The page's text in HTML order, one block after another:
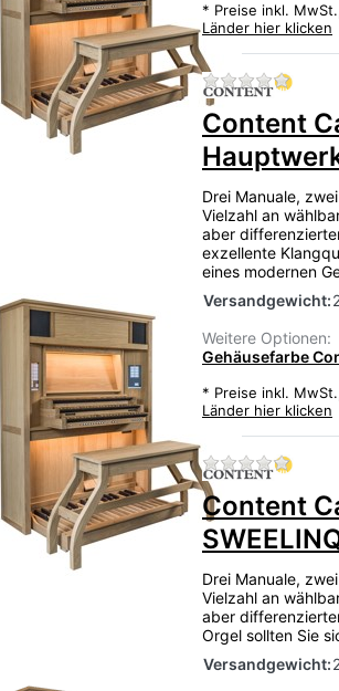
* Preise inkl.
Länder hier klicken
Zu
Content
Drei Manuale,
Vielzahl an
aber
exzellente
eines modernen
Versandgewicht:
Weitere Optionen:
Gehäusefarbe
* Preise inkl.
Länder hier klicken
Zu
Content
Drei Manuale,
Vielzahl an
aber
Orgel sollten Sie
Versandgewicht: